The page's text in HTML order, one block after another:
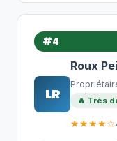
#4
LR
Roux
🔥 Très
★★★★☆